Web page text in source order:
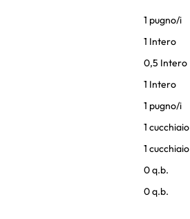
1 pugno/i
1 Intero
0,5 Intero
1 Intero
1 pugno/i
1 cucchiaio
1 cucchiaio
0 q.b.
0 q.b.